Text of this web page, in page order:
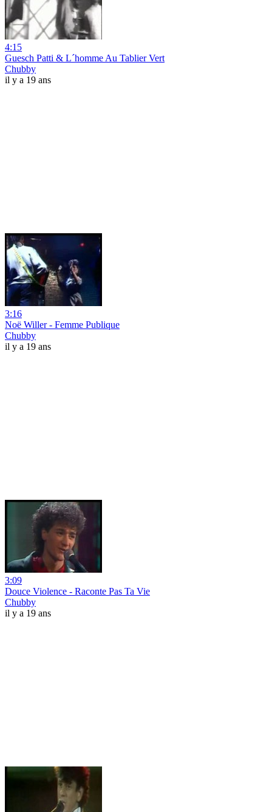
4:15
Guesch Patti & L´homme Au Tablier Vert
Chubby
il y a 19 ans
3:16
Noë Willer - Femme Publique
Chubby
il y a 19 ans
3:09
Douce Violence - Raconte Pas Ta Vie
Chubby
il y a 19 ans